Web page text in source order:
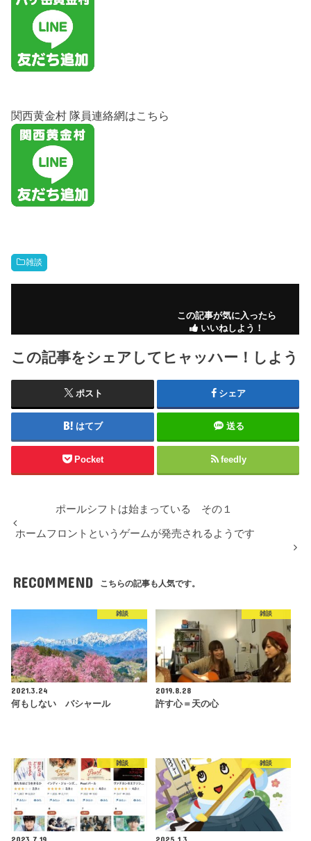
関西黄金村 隊員連絡網はこちら
雑談
この記事が気に入ったら
いいねしよう！
この記事をシェアしてヒャッハー！しよう
ポスト シェア
はてブ 送る
Pocket feedly
ポールシフトは始まっている その１
ホームフロントというゲームが発売されるようです
RECOMMEND こちらの記事も人気です。
雑談
2021.3.24
何もしない バシャール
雑談
2019.8.28
許す心＝天の心
雑談
2023.7.19
雑談
2025.1.3